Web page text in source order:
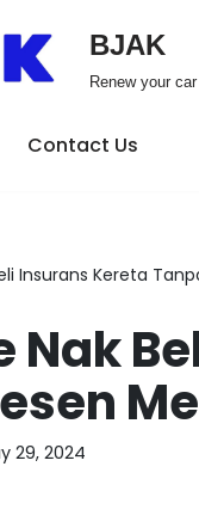
BJAK
Renew your
Contact Us
Insurans Kereta
Nak
29, 2024